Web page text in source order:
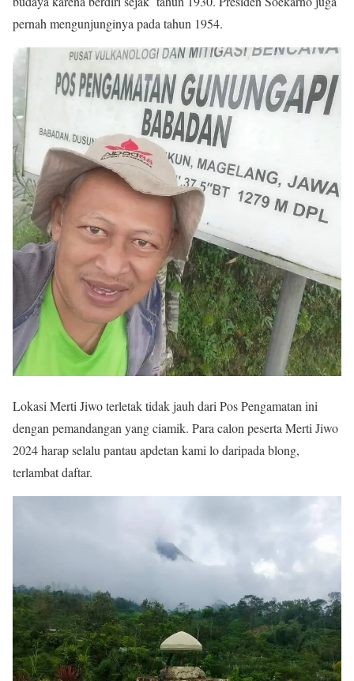
pernah mengunjunginya pada tahun 1954.
Lokasi Merti Jiwo terletak tidak jauh dari Pos Pengamatan ini
dengan pemandangan yang ciamik. Para calon peserta Merti Jiwo
2024 harap selalu pantau apdetan kami lo daripada blong,
terlambat daftar.